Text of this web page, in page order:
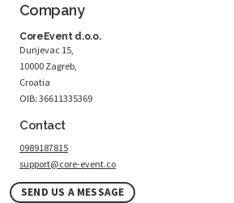
Company
CoreEvent d.o.o.
Dunjevac 15,
10000 Zagreb,
Croatia
OIB: 36611335369
Contact
0989187815
support@core-event.co
SEND US A MESSAGE